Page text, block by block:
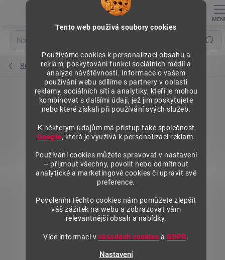
Tento web použivá soubory cookies
Používáme cookies k personalizaci obsahu a
reklam, poskytování funkcí sociálních médií a
analýze návštěvnosti. Informace o vašem
používání webu sdílíme s partnery v oblasti
reklamy, sociálních sítí a analytiky, kteří je mohou
kombinovat s dalšími údaji, jež jim poskytujete
nebo které získali při používání svých služeb.
K některým údajům má přístup také společnost
Google, která je využívá k personalizaci reklam.
Používání cookies můžete spravovat v nastavení
– přijmout všechny, povolit nebo odmítnout
analytické a marketingové cookies či upravit své
preference.
Povolením těchto cookies nám pomůžete zlepšit
váš zážitek na webu a zobrazovat vám
relevantnější obsah a nabídky.
Více informací v zásadách cookies aGDPR.
Nastavení
Hledat
Regály na pneumatiky s ráfkem